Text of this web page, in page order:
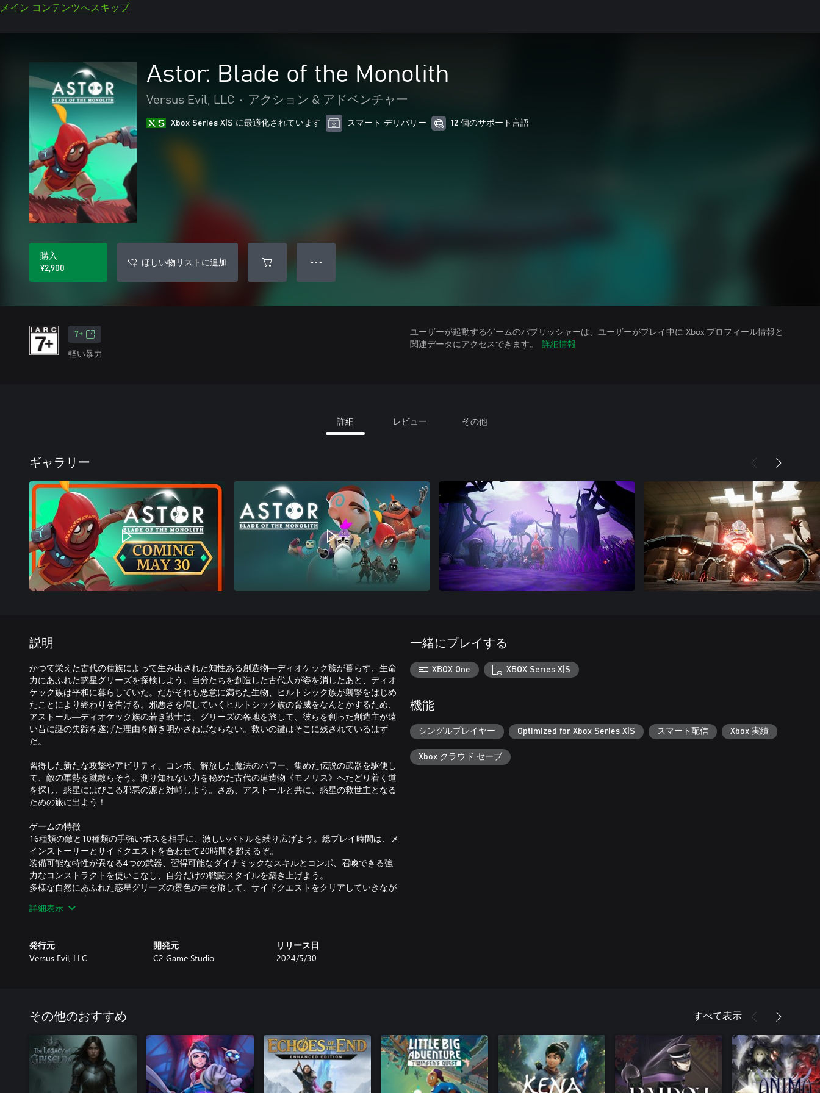
メイン コンテンツへスキップ
Astor: Blade of the Monolith
Versus Evil, LLC • アクション & アドベンチャー
Xbox Series X|S に最適化されています スマート デリバリー 12 個のサポート言語
購入
¥2,900
ほしい物リストに追加 ● ● ●
7+
軽い暴力
ユーザーが起動するゲームのパブリッシャーは、ユーザーがプレイ中に Xbox プロフィール情報と
関連データにアクセスできます。
詳細情報
詳細 レビュー その他
ギャラリー
説明
かつて栄えた古代の種族によって生み出された知性ある創造物―ディオケック族が暮らす、生命
力にあふれた惑星グリーズを探検しよう。自分たちを創造した古代人が姿を消したあと、ディオ
ケック族は平和に暮らしていた。だがそれも悪意に満ちた生物、ヒルトシック族が襲撃をはじめ
たことにより終わりを告げる。邪悪さを増していくヒルトシック族の脅威をなんとかするため、
アストール―ディオケック族の若き戦士は、グリーズの各地を旅して、彼らを創った創造主が遠
い昔に謎の失踪を遂げた理由を解き明かさねばならない。救いの鍵はそこに残されているはず
だ。
習得した新たな攻撃やアビリティ、コンボ、解放した魔法のパワー、集めた伝説の武器を駆使し
て、敵の軍勢を蹴散らそう。測り知れない力を秘めた古代の建造物《モノリス》へたどり着く道
を探し、惑星にはびこる邪悪の源と対峙しよう。さあ、アストールと共に、惑星の救世主となる
ための旅に出よう！
ゲームの特徴
16種類の敵と10種類の手強いボスを相手に、激しいバトルを繰り広げよう。総プレイ時間は、メ
インストーリーとサイドクエストを合わせて20時間を超えるぞ。
装備可能な特性が異なる4つの武器、習得可能なダイナミックなスキルとコンボ、召喚できる強
力なコンストラクトを使いこなし、自分だけの戦闘スタイルを築き上げよう。
多様な自然にあふれた惑星グリーズの景色の中を旅して、サイドクエストをクリアしていきなが
ら、創造主が遺していった遺物を見つけよう。
試練に挑んで自分の戦闘の腕を試そう。ニューゲーム＋モードでは、さらに手強い挑戦にトライ
鮮やかな世界を探検しよう
神秘的な惑星グリーズのあちこちに散らばった、過去の文明が遺した古代遺跡やいにしえの神殿
自分だけの戦闘スタイルを探そう
4種類あるパワフルな武器とさまざまなアビリティを装備して、ハイテンポな激しい戦闘へ飛び
こもう。近距離攻撃や遠距離攻撃、空中でのコンボを自在に組み合わせて敵を打ち倒せ。戦闘中
なら、装備した武器はコンボ中だろうといつでも切り替えられる。強烈なクリティカルヒットを
敵にお見舞いしてやろう。どんな戦闘スタイルを選ぶかはプレイヤー次第！
詳細表示
発行元
Versus Evil, LLC
開発元
C2 Game Studio
リリース日
2024/5/30
一緒にプレイする
XBOX One XBOX Series X|S
機能
シングルプレイヤー Optimized for Xbox Series X|S スマート配信 Xbox 実績
Xbox クラウド セーブ
その他のおすすめ すべて表示